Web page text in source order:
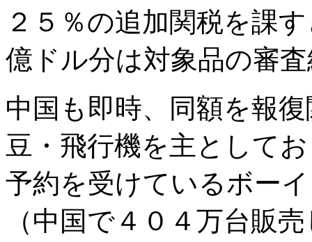
２５％の追加関税を課
億ドル分は対象品の審
中国も即時、同額を報
豆・飛行機を主として
予約を受けているボー
（中国で４０４万台販